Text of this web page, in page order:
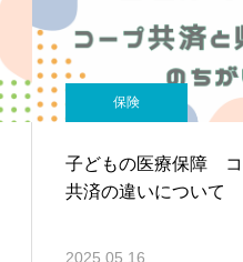
保険
子どもの医療保障 コ
共済の違いについて
2025.05.16